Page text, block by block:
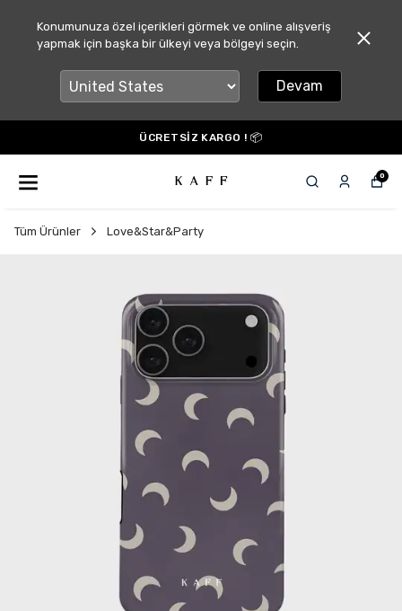
Konumunuza özel içerikleri görmek ve online alışveriş
yapmak için başka bir ülkeyi veya bölgeyi seçin.
Devam
ÜCRETSİZ KARGO ! 📦
0
Tüm Ürünler Love&Star&Party